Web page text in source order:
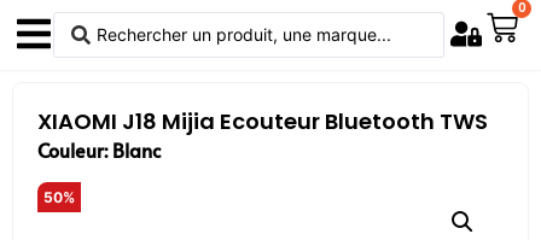
0
XIAOMI J18 Mijia Ecouteur Bluetooth TWS
Couleur: Blanc
50%